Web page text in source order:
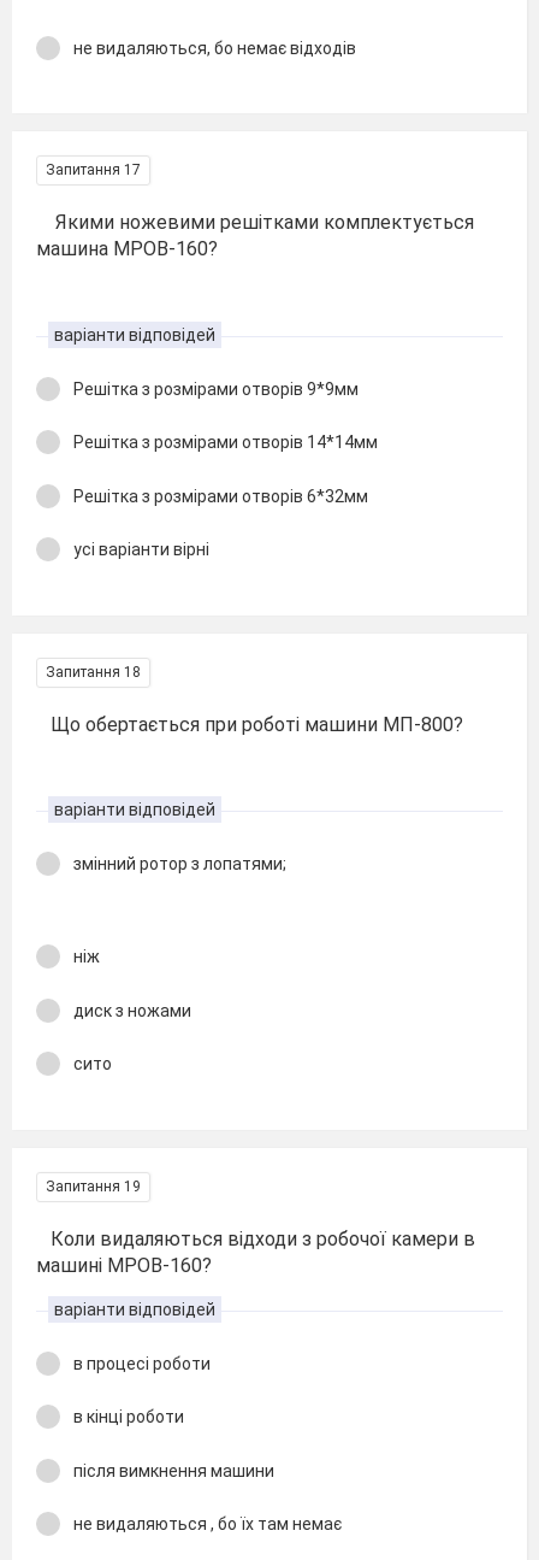
не видаляються, бо немає відходів
Запитання 17
Якими ножевими решітками комплектується
машина МРОВ-160?
варіанти відповідей
Решітка з розмірами отворів 9*9мм
Решітка з розмірами отворів 14*14мм
Решітка з розмірами отворів 6*32мм
усі варіанти вірні
Запитання 18
Що обертається при роботі машини МП-800?
варіанти відповідей
змінний ротор з лопатями;
ніж
диск з ножами
сито
Запитання 19
Коли видаляються відходи з робочої камери в
машині МРОВ-160?
варіанти відповідей
в процесі роботи
в кінці роботи
після вимкнення машини
не видаляються , бо їх там немає